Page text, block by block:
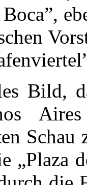
Bild,
Schau
„Plaza